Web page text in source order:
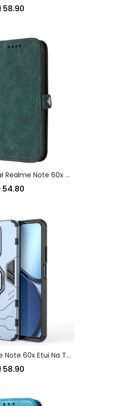
58.90
Skórzany Futerał Realme Note 60x Etui Na Telefon Dwukolorowy Efekt Zamszu
54.80
Futerały Realme Note 60x Etui Na Telefon Wytrzymały Pierścień
58.90